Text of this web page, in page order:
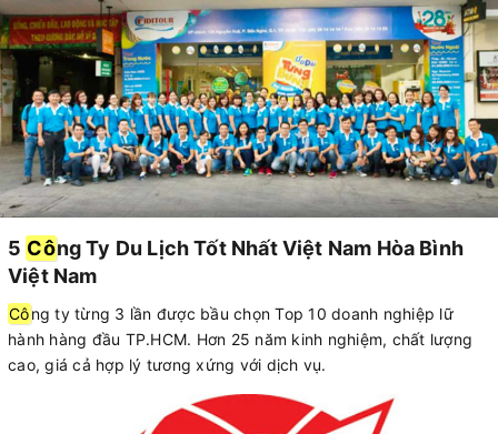
5 Công Ty Du Lịch Tốt Nhất Việt Nam Hòa Bình
Việt Nam
Công ty từng 3 lần được bầu chọn Top 10 doanh nghiệp lữ
hành hàng đầu TP.HCM. Hơn 25 năm kinh nghiệm, chất lượng
cao, giá cả hợp lý tương xứng với dịch vụ.